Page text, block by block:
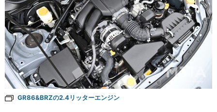
GR86&BRZの2.4リッターエンジン